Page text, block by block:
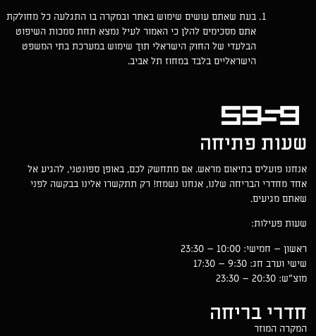
בעת שאתם עושים שימוש באתר ובמקרה בו התגלעה כל מחולקת
אתם מסכימים להלן כי האמור לעיל נמצא תחת סמכות השיפוט
הבלעדי של החוק הישראלי תוך שימוש במערכת בתי המשפט
הישראליים בלבד במחוז תל אביב.
שעות פתיחה
אנחנו פועלים בתיאום מראש. אם מתחשק לכם, באופן ספונטני, להגיע אל
אחד מחדרי הבריחה שלנו, אנחנו נשמח! רק תתקשרו אלינו בבקשה לפני
שאתם מגיעים.
שעות פעילות:
ראשון – חמישי: 10:00 – 23:30
שישי וערב חג: 9:30 – 17:30
מוצ״ש: 20:30 – 23:30
חדרי בריחה
המקרה המוזר